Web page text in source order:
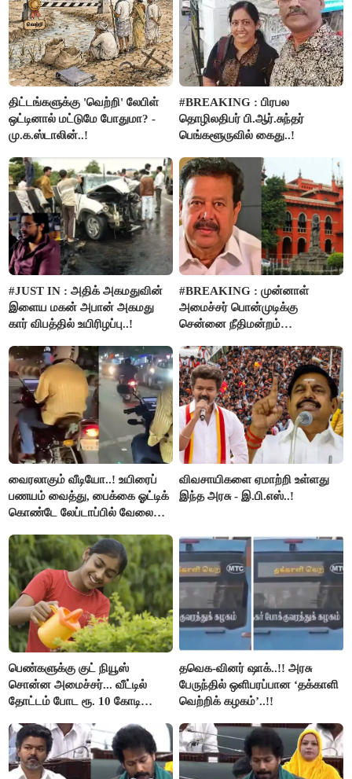
திட்டங்களுக்கு 'வெற்றி' லேபிள்
ஒட்டினால் மட்டுமே போதுமா? -
மு.க.ஸ்டாலின்..!
#BREAKING : பிரபல
தொழிலதிபர் பி.ஆர்.சுந்தர்
பெங்களூருவில் கைது..!
#JUST IN : அதிக் அகமதுவின்
இளைய மகன் அபான் அகமது
கார் விபத்தில் உயிரிழப்பு..!
#BREAKING : முன்னாள்
அமைச்சர் பொன்முடிக்கு
சென்னை நீதிமன்றம்
வைரலாகும் வீடியோ..! உயிரைப்
பணயம் வைத்து, பைக்கை ஓட்டிக்
கொண்டே லேப்டாப்பில் வேலை
விவசாயிகளை ஏமாற்றி உள்ளது
இந்த அரசு - இ.பி.எஸ்..!
பெண்களுக்கு குட் நியூஸ்
சொன்ன அமைச்சர்... வீட்டில்
தோட்டம் போட ரூ. 10 கோடி
தவெக-வினர் ஷாக்..!! அரசு
பேருந்தில் ஒளிபரப்பான ‘தக்காளி
வெற்றிக் கழகம்’..!!